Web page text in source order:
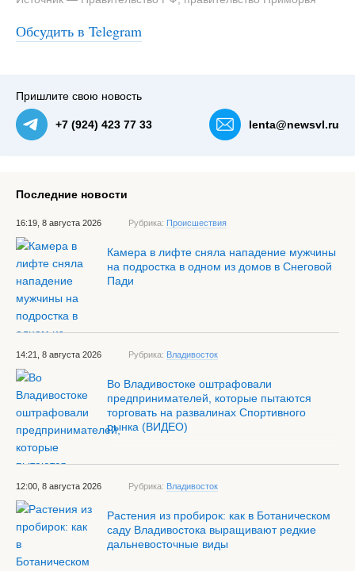
Обсудить в Telegram
Пришлите свою новость
+7 (924) 423 77 33 lenta@newsvl.ru
Последние новости
16:19, 8 августа 2026 Рубрика: Происшествия
Камера в лифте сняла нападение мужчины
на подростка в одном из домов в Снеговой
Пади
14:21, 8 августа 2026 Рубрика: Владивосток
Во Владивостоке оштрафовали
предпринимателей, которые пытаются
торговать на развалинах Спортивного
рынка (ВИДЕО)
12:00, 8 августа 2026 Рубрика: Владивосток
Растения из пробирок: как в Ботаническом
саду Владивостока выращивают редкие
дальневосточные виды